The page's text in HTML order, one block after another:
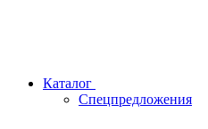
Каталог
Спецпредложения